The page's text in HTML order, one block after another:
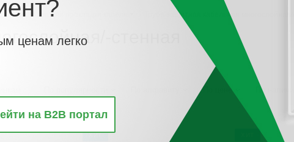
и рукава для прокладки кабеля Труба защитная кабельная многослойная/-
стенная
По цене По
ХИТ
ценам легко
на B2B портал